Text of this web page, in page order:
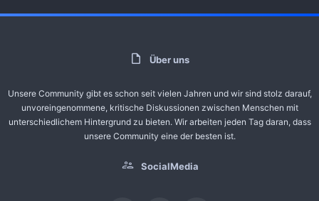
Über uns
Unsere Community gibt es schon seit vielen Jahren und wir sind stolz darauf,
unvoreingenommene, kritische Diskussionen zwischen Menschen mit
unterschiedlichem Hintergrund zu bieten. Wir arbeiten jeden Tag daran, dass
unsere Community eine der besten ist.
SocialMedia